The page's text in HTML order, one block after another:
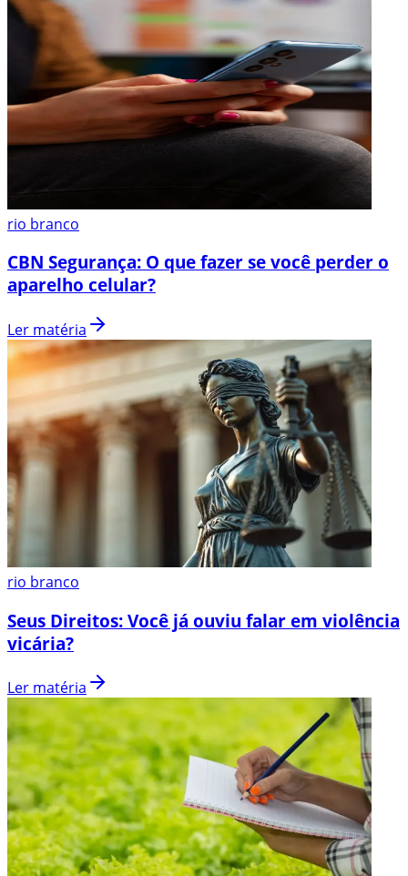
rio branco
CBN Segurança: O que fazer se você perder o
aparelho celular?
Ler matéria
rio branco
Seus Direitos: Você já ouviu falar em violência
vicária?
Ler matéria